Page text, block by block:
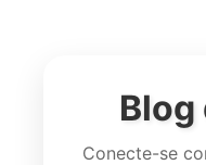
Blog
Conecte-se